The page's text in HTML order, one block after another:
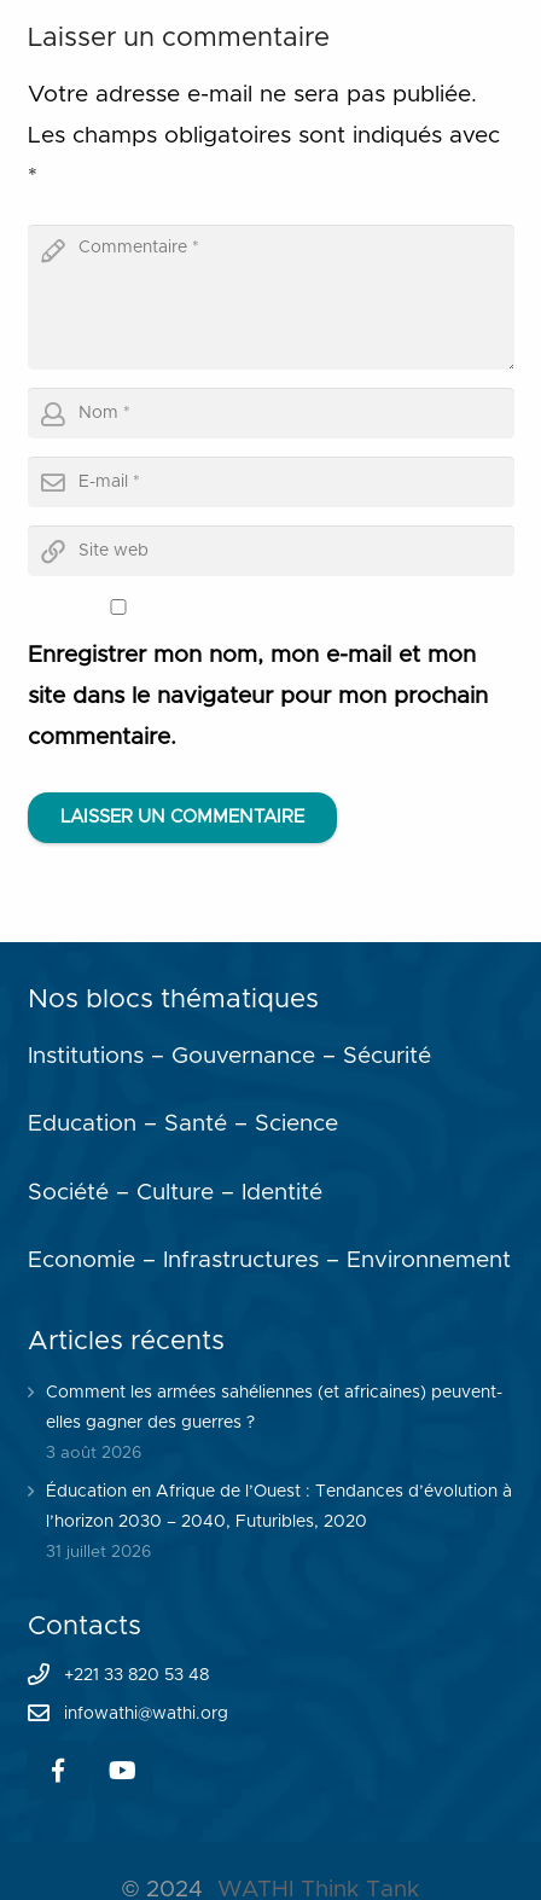
Laisser un commentaire
Votre adresse e-mail ne sera pas publiée.
Les champs obligatoires sont indiqués avec
*
Enregistrer mon nom, mon e-mail et mon
site dans le navigateur pour mon prochain
commentaire.
LAISSER UN COMMENTAIRE
Nos blocs thématiques
Institutions – Gouvernance – Sécurité
Education – Santé – Science
Société – Culture – Identité
Economie – Infrastructures – Environnement
Articles récents
Comment les armées sahéliennes (et africaines) peuvent-
elles gagner des guerres ?
3 août 2026
Éducation en Afrique de l’Ouest : Tendances d’évolution à
l’horizon 2030 – 2040, Futuribles, 2020
31 juillet 2026
Contacts
+221 33 820 53 48
infowathi@wathi.org
© 2024 WATHI Think Tank